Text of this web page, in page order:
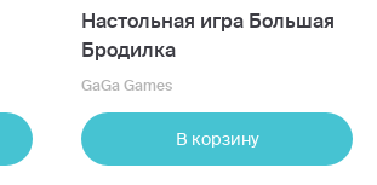
Настольная игра Большая
Бродилка
GaGa Games
В корзину